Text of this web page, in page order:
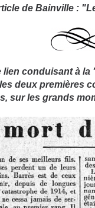
de Bainville :
lien conduisant à la
deux premières
sur les grands